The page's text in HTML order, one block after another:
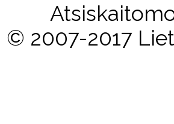
© 2007-2017